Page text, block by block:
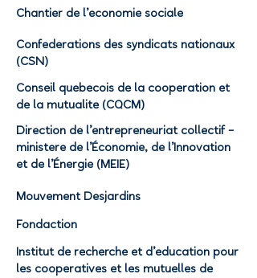
Chantier de l’économie sociale
Confédérations des syndicats nationaux
(CSN)
Conseil québécois de la coopération et
de la mutualité (CQCM)
Direction de l’entrepreneuriat collectif –
ministère de l’Économie, de l’Innovation
et de l’Énergie (MEIE)
Mouvement Desjardins
Fondaction
Institut de recherche et d’éducation pour
les coopératives et les mutuelles de